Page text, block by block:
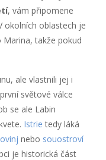
, vám připomene
okolních oblastech je
takže pokud
ale vlastnili jej i
světové válce
se ale Labin
Istrie tedy láká
nebo souostroví
je historická část